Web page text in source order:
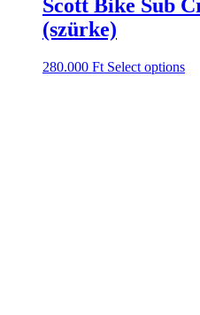
Scott Bike Sub
(szürke)
280.000 Ft Select options